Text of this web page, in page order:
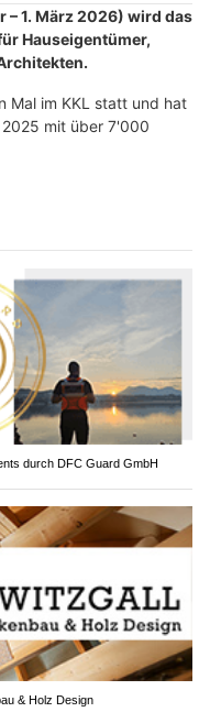
– 1. März 2026) wird das
Hauseigentümer,
Mal im KKL statt und hat
mit über 7'000
durch DFC Guard GmbH
& Holz Design